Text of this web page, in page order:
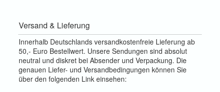
Versand & Lieferung
Innerhalb Deutschlands versandkostenfreie Lieferung ab
50,- Euro Bestellwert. Unsere Sendungen sind absolut
neutral und diskret bei Absender und Verpackung. Die
genauen Liefer- und Versandbedingungen können Sie
über den folgenden Link einsehen: